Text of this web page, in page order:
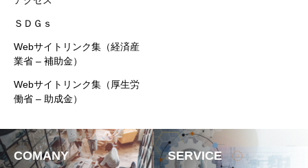
ＳＤＧｓ
Webサイトリンク集（経済産
業省 – 補助金）
Webサイトリンク集（厚生労
働省 – 助成金）
COMANY SERVICE